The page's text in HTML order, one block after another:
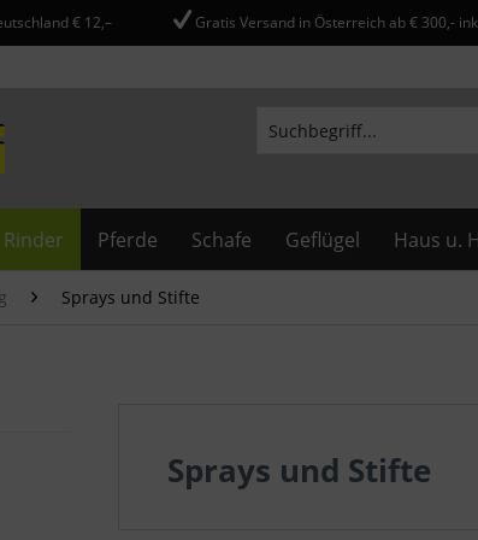
€ 12,– Gratis Versand in Österreich ab € 300,-
Rinder Pferde Schafe Geflügel Haus u.
Sprays und Stifte
Sprays und Stifte